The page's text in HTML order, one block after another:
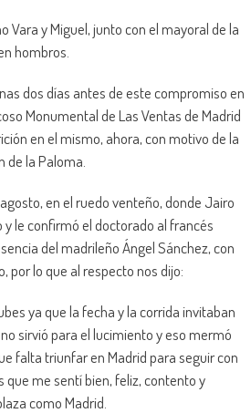
Vara y Miguel, junto con el mayoral de la
hombros.
dos días antes de este compromiso en
Monumental de Las Ventas de Madrid
en el mismo, ahora, con motivo de la
de la Paloma.
en el ruedo venteño, donde Jairo
le confirmó el doctorado al francés
del madrileño Ángel Sánchez, con
por lo que al respecto nos dijo:
ya que la fecha y la corrida invitaban
sirvió para el lucimiento y eso mermó
falta triunfar en Madrid para seguir con
que me sentí bien, feliz, contento y
como Madrid.